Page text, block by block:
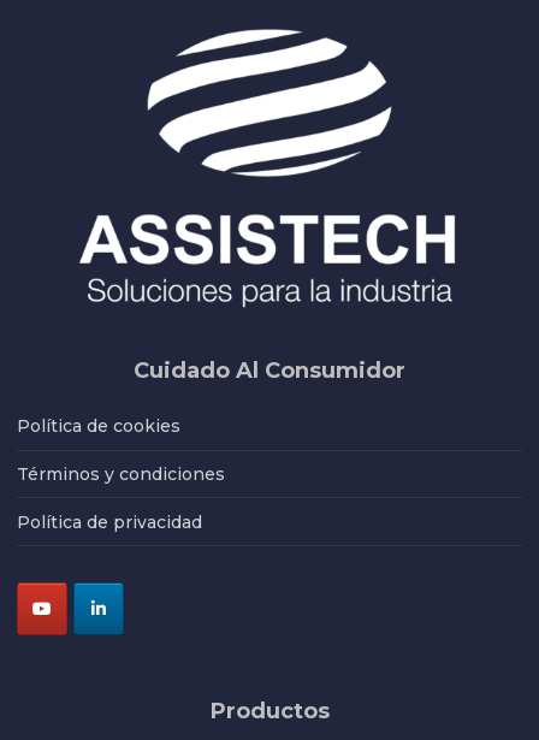
Cuidado Al Consumidor
Política de cookies
Términos y condiciones
Política de privacidad
Productos